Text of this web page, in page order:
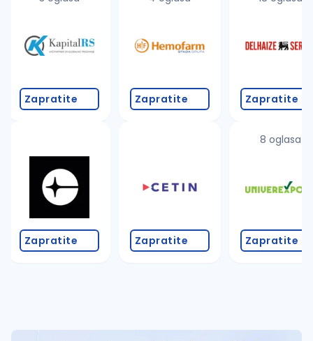
Zapratite
Zapratite
Zapratite
Zapratite
Zapratite
8 oglasa
Zapratite